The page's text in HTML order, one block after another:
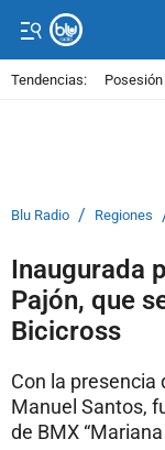
Tendencias:
Blu Radio / Regiones
Inaugurada
Pajón, que
Bicicross
Con la presencia
Manuel Santos,
de BMX